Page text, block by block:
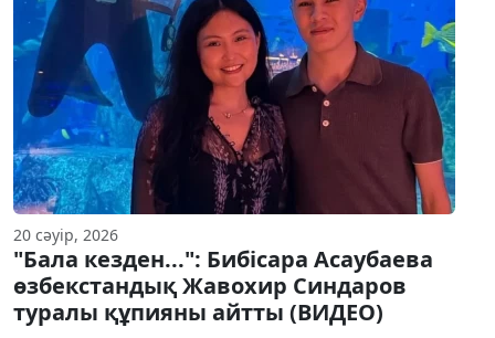
20 сәуір, 2026
"Бала кезден...": Бибісара Асаубаева
өзбекстандық Жавохир Синдаров
туралы құпияны айтты (ВИДЕО)